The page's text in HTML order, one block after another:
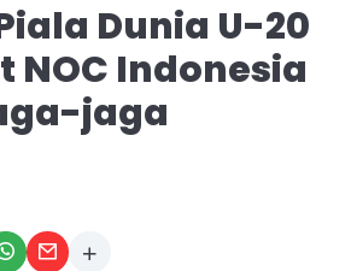
Dunia U-20
NOC Indonesia
jaga